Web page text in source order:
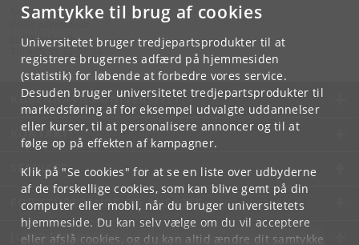
Samtykke til brug af cookies
Universitetet bruger tredjepartsprodukter til at
registrere brugernes adfærd på hjemmesiden
(statistik) for løbende at forbedre vores service.
Desuden bruger universitetet tredjepartsprodukter til
markedsføring af for eksempel udvalgte uddannelser
eller kurser, til at personalisere annoncer og til at
følge op på effekten af kampagner.
Klik på "Se cookies" for at se en liste over udbyderne
af de forskellige cookies, som kan blive gemt på din
computer eller mobil, når du bruger universitetets
hjemmeside. Du kan selv vælge om du vil acceptere
eller afslå cookies, og du kan altid ændre dit samtykke
Kontakt:
IND's sekretariat
ind @ind. ku.dk
KØBENHAVNS UNIVERSITET
KONTAKT
SERVICES
FOR STUDERENDE OG ANSATTE
JOB OG KARRIERE